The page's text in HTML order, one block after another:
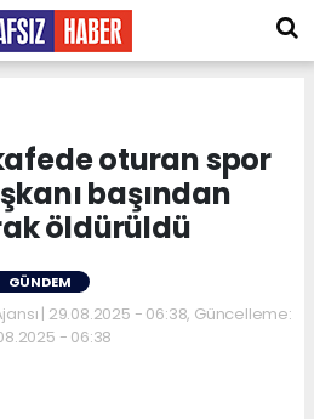
oturan spor
başından
öldürüldü
GÜNDEM
| 29.08.2025 - 06:38, Güncelleme:
- 06:38